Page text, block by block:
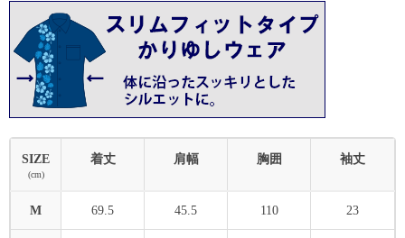
SIZE
(cm)
着丈 肩幅 胸囲 袖丈
M 69.5 45.5 110 23